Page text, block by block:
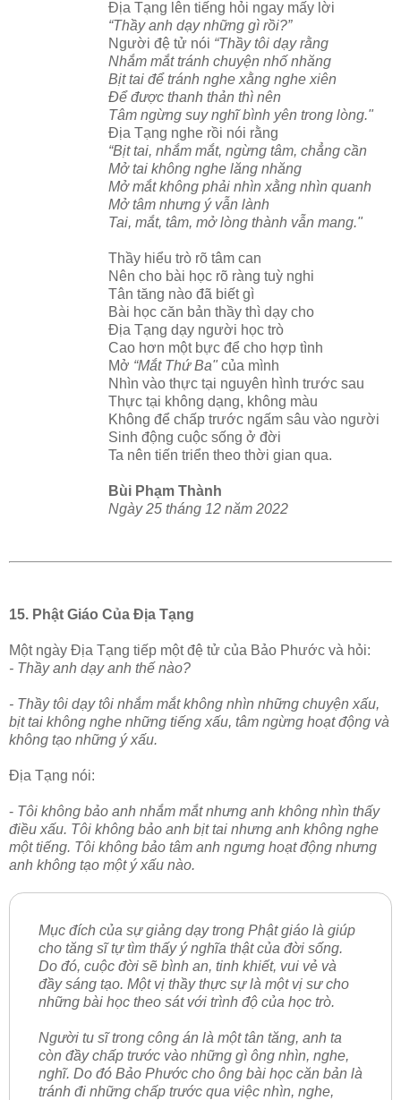
Địa Tạng lên tiếng hỏi ngay mấy lời
“Thầy anh dạy những gì rồi?”
Người đệ tử nói “Thầy tôi dạy rằng
Nhắm mắt tránh chuyện nhố nhăng
Bịt tai để tránh nghe xằng nghe xiên
Để được thanh thản thì nên
Tâm ngừng suy nghĩ bình yên trong lòng."
Địa Tạng nghe rồi nói rằng
“Bịt tai, nhắm mắt, ngừng tâm, chẳng cần
Mở tai không nghe lăng nhăng
Mở mắt không phải nhìn xằng nhìn quanh
Mở tâm nhưng ý vẫn lành
Tai, mắt, tâm, mở lòng thành vẫn mang."
Thầy hiểu trò rõ tâm can
Nên cho bài học rõ ràng tuỳ nghi
Tân tăng nào đã biết gì
Bài học căn bản thầy thì dạy cho
Địa Tạng dạy người học trò
Cao hơn một bực để cho hợp tình
Mở “Mắt Thứ Ba"của mình
Nhìn vào thực tại nguyên hình trước sau
Thực tại không dạng, không màu
Không để chấp trước ngấm sâu vào người
Sinh động cuộc sống ở đời
Ta nên tiến triển theo thời gian qua.
Bùi Phạm Thành
Ngày 25 tháng 12 năm 2022
15. Phật Giáo Của Địa Tạng
Một ngày Địa Tạng tiếp một đệ tử của Bảo Phước và hỏi:
- Thầy anh dạy anh thế nào?
- Thầy tôi dạy tôi nhắm mắt không nhìn những chuyện xấu,
bịt tai không nghe những tiếng xấu, tâm ngừng hoạt động và
không tạo những ý xấu.
Địa Tạng nói:
- Tôi không bảo anh nhắm mắt nhưng anh không nhìn thấy
điều xấu. Tôi không bảo anh bịt tai nhưng anh không nghe
một tiếng. Tôi không bảo tâm anh ngưng hoạt động nhưng
anh không tạo một ý xấu nào.
Mục đích của sự giảng dạy trong Phật giáo là giúp
cho tăng sĩ tự tìm thấy ý nghĩa thật của đời sống.
Do đó, cuộc đời sẽ bình an, tinh khiết, vui vẻ và
đầy sáng tạo. Một vị thầy thực sự là một vị sư cho
những bài học theo sát với trình độ của học trò.
Người tu sĩ trong công án là một tân tăng, anh ta
còn đầy chấp trước vào những gì ông nhìn, nghe,
nghĩ. Do đó Bảo Phước cho ông bài học căn bản là
tránh đi những chấp trước qua việc nhìn, nghe,